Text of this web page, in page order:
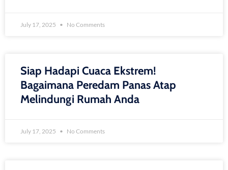
July 17, 2025 No Comments
Siap Hadapi Cuaca Ekstrem!
Bagaimana Peredam Panas Atap
Melindungi Rumah Anda
July 17, 2025 No Comments